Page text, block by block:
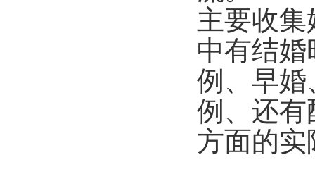
主要收
中有结
例、早婚
例、还有
方面的